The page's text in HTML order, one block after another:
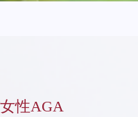
性AGA